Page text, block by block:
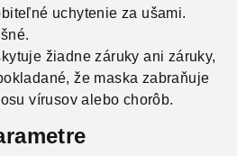
uchytenie za ušami.
žiadne záruky ani záruky,
že maska ​​zabraňuje
vírusov alebo chorôb.